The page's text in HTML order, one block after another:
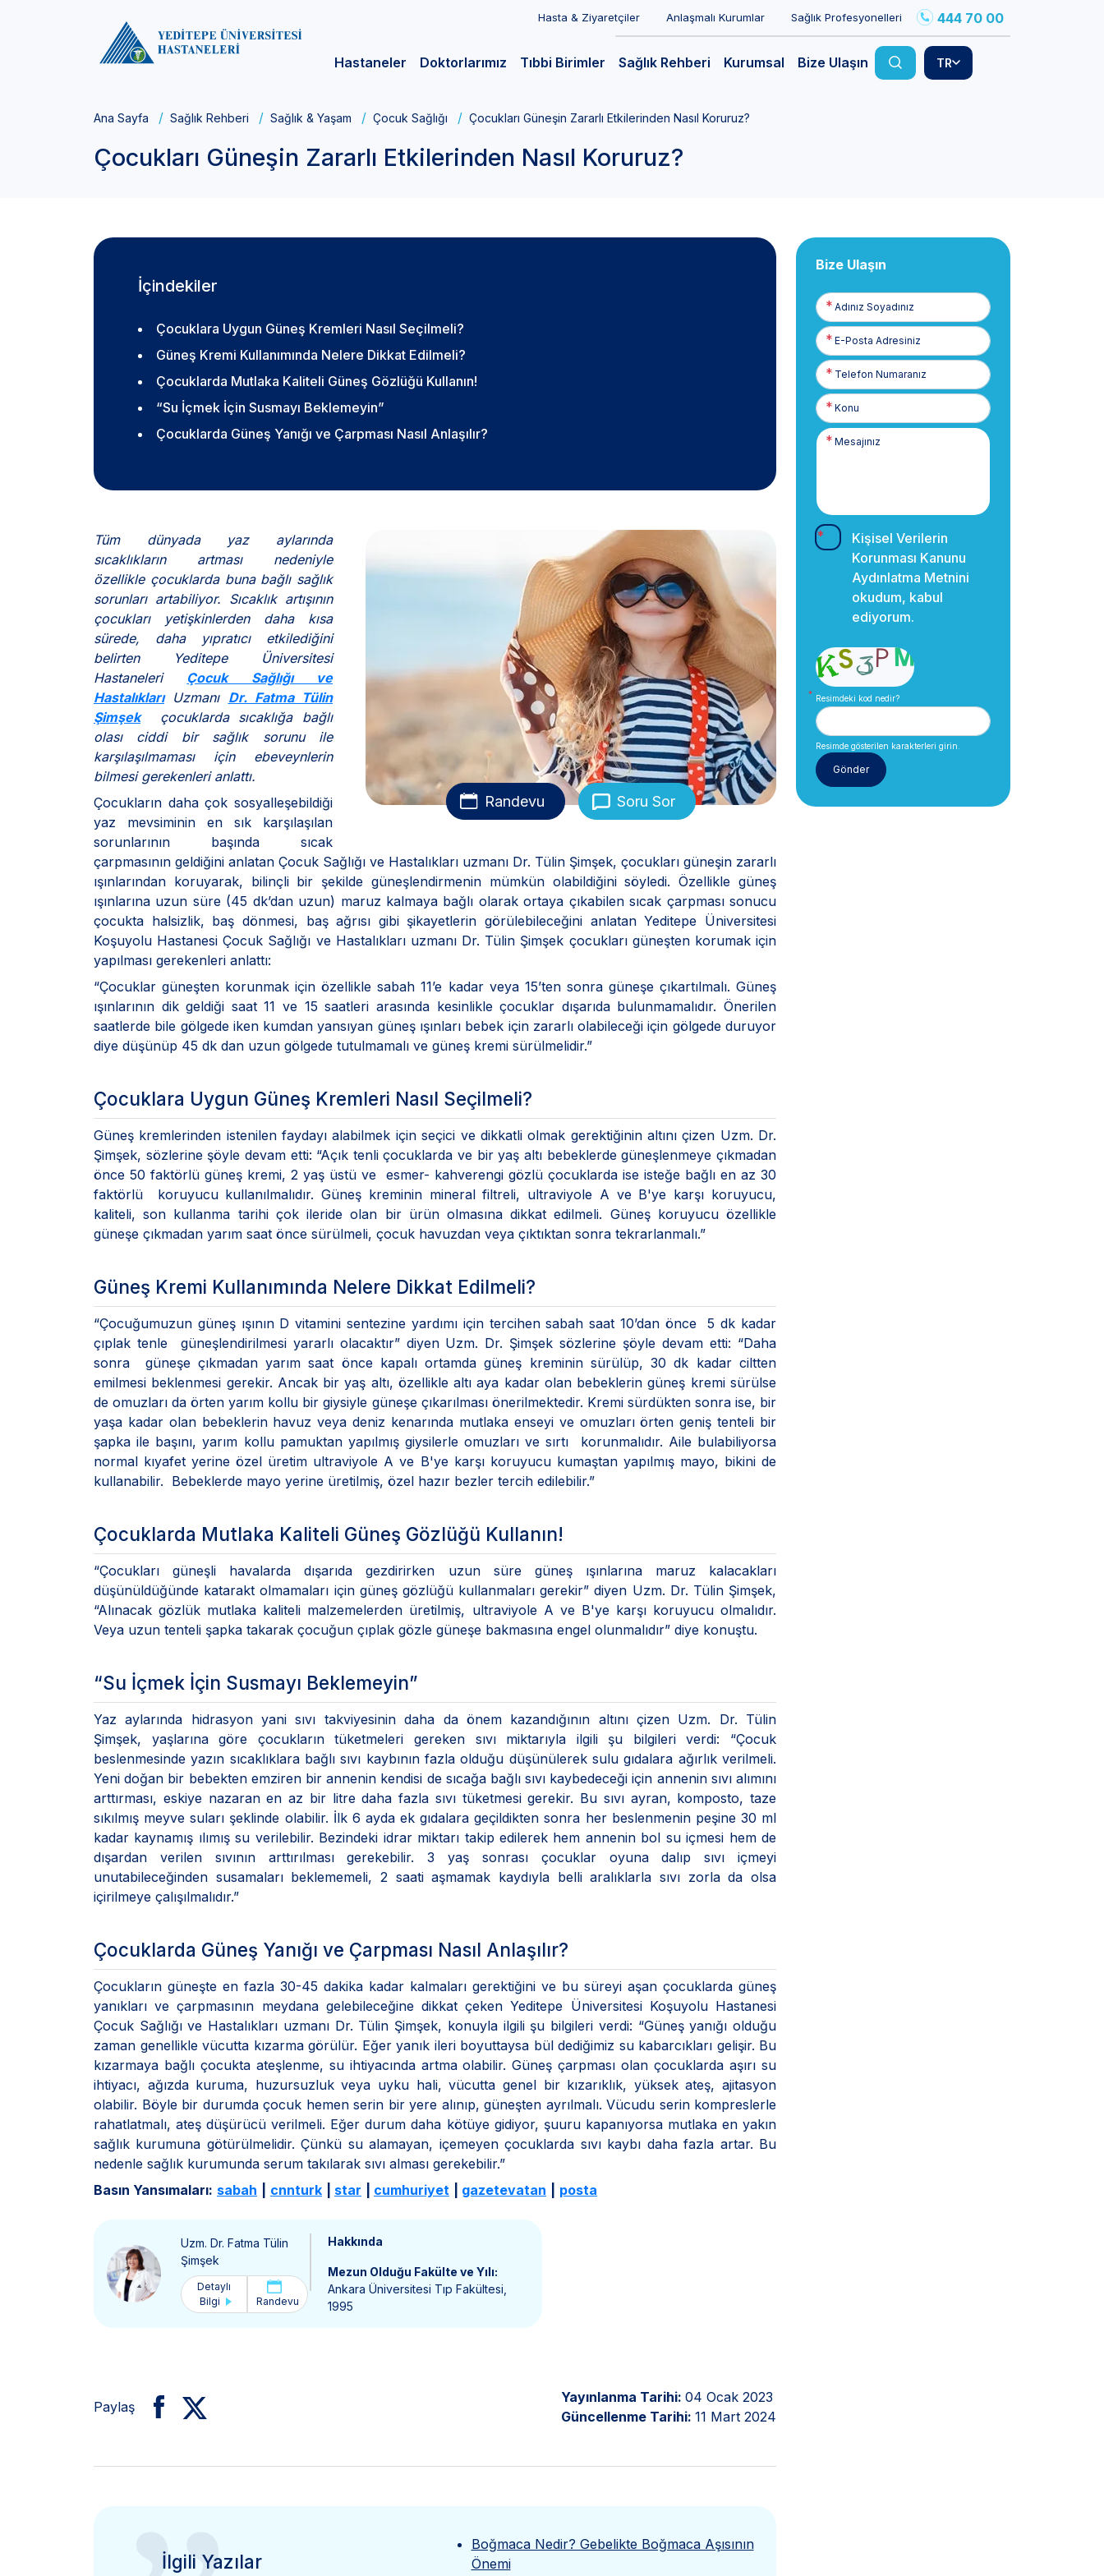
Hasta & Ziyaretçiler Anlaşmalı Kurumlar Sağlık Profesyonelleri 444 70 00
Hastaneler Doktorlarımız Tıbbi Birimler Sağlık Rehberi Kurumsal Bize Ulaşın TR
Ana Sayfa Sağlık Rehberi Sağlık & Yaşam Çocuk Sağlığı Çocukları Güneşin Zararlı Etkilerinden Nasıl Koruruz?
Çocukları Güneşin Zararlı Etkilerinden Nasıl Koruruz?
İçindekiler
Çocuklara Uygun Güneş Kremleri Nasıl Seçilmeli?
Güneş Kremi Kullanımında Nelere Dikkat Edilmeli?
Çocuklarda Mutlaka Kaliteli Güneş Gözlüğü Kullanın!
“Su İçmek İçin Susmayı Beklemeyin”
Çocuklarda Güneş Yanığı ve Çarpması Nasıl Anlaşılır?
Randevu Soru Sor
Tüm dünyada yaz aylarında
sıcaklıkların artması nedeniyle
özellikle çocuklarda buna bağlı sağlık
sorunları artabiliyor. Sıcaklık artışının
çocukları yetişkinlerden daha kısa
sürede, daha yıpratıcı etkilediğini
belirten Yeditepe Üniversitesi
Hastaneleri Çocuk Sağlığı ve
HastalıklarıUzmanı Dr. Fatma Tülin
Şimşekçocuklarda sıcaklığa bağlı
olası ciddi bir sağlık sorunu ile
karşılaşılmaması için ebeveynlerin
bilmesi gerekenleri anlattı.
Çocukların daha çok sosyalleşebildiği
yaz mevsiminin en sık karşılaşılan
sorunlarının başında sıcak
çarpmasının geldiğini anlatan Çocuk Sağlığı ve Hastalıkları uzmanı Dr. Tülin Şimşek, çocukları güneşin zararlı
ışınlarından koruyarak, bilinçli bir şekilde güneşlendirmenin mümkün olabildiğini söyledi. Özellikle güneş
ışınlarına uzun süre (45 dk’dan uzun) maruz kalmaya bağlı olarak ortaya çıkabilen sıcak çarpması sonucu
çocukta halsizlik, baş dönmesi, baş ağrısı gibi şikayetlerin görülebileceğini anlatan Yeditepe Üniversitesi
Koşuyolu Hastanesi Çocuk Sağlığı ve Hastalıkları uzmanı Dr. Tülin Şimşek çocukları güneşten korumak için
yapılması gerekenleri anlattı:
“Çocuklar güneşten korunmak için özellikle sabah 11’e kadar veya 15’ten sonra güneşe çıkartılmalı. Güneş
ışınlarının dik geldiği saat 11 ve 15 saatleri arasında kesinlikle çocuklar dışarıda bulunmamalıdır. Önerilen
saatlerde bile gölgede iken kumdan yansıyan güneş ışınları bebek için zararlı olabileceği için gölgede duruyor
diye düşünüp 45 dk dan uzun gölgede tutulmamalı ve güneş kremi sürülmelidir.”
Çocuklara Uygun Güneş Kremleri Nasıl Seçilmeli?
Güneş kremlerinden istenilen faydayı alabilmek için seçici ve dikkatli olmak gerektiğinin altını çizen Uzm. Dr.
Şimşek, sözlerine şöyle devam etti: “Açık tenli çocuklarda ve bir yaş altı bebeklerde güneşlenmeye çıkmadan
önce 50 faktörlü güneş kremi, 2 yaş üstü ve esmer- kahverengi gözlü çocuklarda ise isteğe bağlı en az 30
faktörlü koruyucu kullanılmalıdır. Güneş kreminin mineral filtreli, ultraviyole A ve B'ye karşı koruyucu,
kaliteli, son kullanma tarihi çok ileride olan bir ürün olmasına dikkat edilmeli. Güneş koruyucu özellikle
güneşe çıkmadan yarım saat önce sürülmeli, çocuk havuzdan veya çıktıktan sonra tekrarlanmalı.”
Güneş Kremi Kullanımında Nelere Dikkat Edilmeli?
“Çocuğumuzun güneş ışının D vitamini sentezine yardımı için tercihen sabah saat 10’dan önce 5 dk kadar
çıplak tenle güneşlendirilmesi yararlı olacaktır” diyen Uzm. Dr. Şimşek sözlerine şöyle devam etti: “Daha
sonra güneşe çıkmadan yarım saat önce kapalı ortamda güneş kreminin sürülüp, 30 dk kadar ciltten
emilmesi beklenmesi gerekir. Ancak bir yaş altı, özellikle altı aya kadar olan bebeklerin güneş kremi sürülse
de omuzları da örten yarım kollu bir giysiyle güneşe çıkarılması önerilmektedir. Kremi sürdükten sonra ise, bir
yaşa kadar olan bebeklerin havuz veya deniz kenarında mutlaka enseyi ve omuzları örten geniş tenteli bir
şapka ile başını, yarım kollu pamuktan yapılmış giysilerle omuzları ve sırtı korunmalıdır. Aile bulabiliyorsa
normal kıyafet yerine özel üretim ultraviyole A ve B'ye karşı koruyucu kumaştan yapılmış mayo, bikini de
kullanabilir. Bebeklerde mayo yerine üretilmiş, özel hazır bezler tercih edilebilir.”
Çocuklarda Mutlaka Kaliteli Güneş Gözlüğü Kullanın!
“Çocukları güneşli havalarda dışarıda gezdirirken uzun süre güneş ışınlarına maruz kalacakları
düşünüldüğünde katarakt olmamaları için güneş gözlüğü kullanmaları gerekir” diyen Uzm. Dr. Tülin Şimşek,
“Alınacak gözlük mutlaka kaliteli malzemelerden üretilmiş, ultraviyole A ve B'ye karşı koruyucu olmalıdır.
Veya uzun tenteli şapka takarak çocuğun çıplak gözle güneşe bakmasına engel olunmalıdır” diye konuştu.
“Su İçmek İçin Susmayı Beklemeyin”
Yaz aylarında hidrasyon yani sıvı takviyesinin daha da önem kazandığının altını çizen Uzm. Dr. Tülin
Şimşek, yaşlarına göre çocukların tüketmeleri gereken sıvı miktarıyla ilgili şu bilgileri verdi: “Çocuk
beslenmesinde yazın sıcaklıklara bağlı sıvı kaybının fazla olduğu düşünülerek sulu gıdalara ağırlık verilmeli.
Yeni doğan bir bebekten emziren bir annenin kendisi de sıcağa bağlı sıvı kaybedeceği için annenin sıvı alımını
arttırması, eskiye nazaran en az bir litre daha fazla sıvı tüketmesi gerekir. Bu sıvı ayran, komposto, taze
sıkılmış meyve suları şeklinde olabilir. İlk 6 ayda ek gıdalara geçildikten sonra her beslenmenin peşine 30 ml
kadar kaynamış ılımış su verilebilir. Bezindeki idrar miktarı takip edilerek hem annenin bol su içmesi hem de
dışardan verilen sıvının arttırılması gerekebilir. 3 yaş sonrası çocuklar oyuna dalıp sıvı içmeyi
unutabileceğinden susamaları beklememeli, 2 saati aşmamak kaydıyla belli aralıklarla sıvı zorla da olsa
içirilmeye çalışılmalıdır.”
Çocuklarda Güneş Yanığı ve Çarpması Nasıl Anlaşılır?
Çocukların güneşte en fazla 30-45 dakika kadar kalmaları gerektiğini ve bu süreyi aşan çocuklarda güneş
yanıkları ve çarpmasının meydana gelebileceğine dikkat çeken Yeditepe Üniversitesi Koşuyolu Hastanesi
Çocuk Sağlığı ve Hastalıkları uzmanı Dr. Tülin Şimşek, konuyla ilgili şu bilgileri verdi: “Güneş yanığı olduğu
zaman genellikle vücutta kızarma görülür. Eğer yanık ileri boyuttaysa bül dediğimiz su kabarcıkları gelişir. Bu
kızarmaya bağlı çocukta ateşlenme, su ihtiyacında artma olabilir. Güneş çarpması olan çocuklarda aşırı su
ihtiyacı, ağızda kuruma, huzursuzluk veya uyku hali, vücutta genel bir kızarıklık, yüksek ateş, ajitasyon
olabilir. Böyle bir durumda çocuk hemen serin bir yere alınıp, güneşten ayrılmalı. Vücudu serin kompreslerle
rahatlatmalı, ateş düşürücü verilmeli. Eğer durum daha kötüye gidiyor, şuuru kapanıyorsa mutlaka en yakın
sağlık kurumuna götürülmelidir. Çünkü su alamayan, içemeyen çocuklarda sıvı kaybı daha fazla artar. Bu
nedenle sağlık kurumunda serum takılarak sıvı alması gerekebilir.”
Basın Yansımaları: sabah cnnturk star cumhuriyet gazetevatan posta
Uzm. Dr. Fatma Tülin
Şimşek
Detaylı
Bilgi
Randevu
Hakkında
Mezun Olduğu Fakülte ve Yılı:
Ankara Üniversitesi Tıp Fakültesi,
1995
Paylaş
Yayınlanma Tarihi: 04 Ocak 2023
Güncellenme Tarihi: 11 Mart 2024
İlgili Yazılar
Boğmaca Nedir? Gebelikte Boğmaca Aşısının
Önemi
Bize Ulaşın
Adınız
Soyadınız
E-
Posta
Telefon
Numaranız
Kişisel Verilerin
Korunması Kanunu
Aydınlatma Metnini
okudum, kabul
ediyorum.
Resimdeki kod nedir?
Resimde gösterilen karakterleri girin.